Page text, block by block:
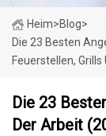
Heim>Blog>
Die 23 Besten
Feuerstellen, Grills
Die 23
Der Arbeit